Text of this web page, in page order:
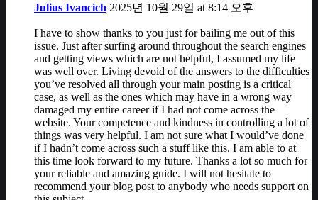
Julius Ivancich 2025년 10월 29일 at 8:14 오후
I have to show thanks to you just for bailing me out of this
issue. Just after surfing around throughout the search engines
and getting views which are not helpful, I assumed my life
was well over. Living devoid of the answers to the difficulties
you’ve resolved all through your main posting is a critical
case, as well as the ones which may have in a wrong way
damaged my entire career if I had not come across the
website. Your competence and kindness in controlling a lot of
things was very helpful. I am not sure what I would’ve done
if I hadn’t come across such a stuff like this. I am able to at
this time look forward to my future. Thanks a lot so much for
your reliable and amazing guide. I will not hesitate to
recommend your blog post to anybody who needs support on